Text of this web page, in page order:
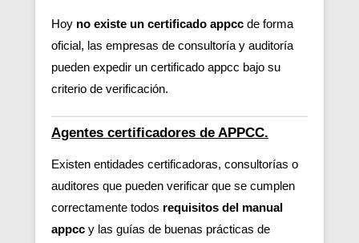
Hoy no existe un certificado appcc de forma
oficial, las empresas de consultoría y auditoría
pueden expedir un certificado appcc bajo su
criterio de verificación.
Agentes certificadores de APPCC.
Existen entidades certificadoras, consultorías o
auditores que pueden verificar que se cumplen
correctamente todos requisitos del manual
appcc y las guías de buenas prácticas de